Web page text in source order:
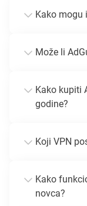
Kako mogu
Može li
Kako kupiti
godine?
Koji VPN
Kako
novca?